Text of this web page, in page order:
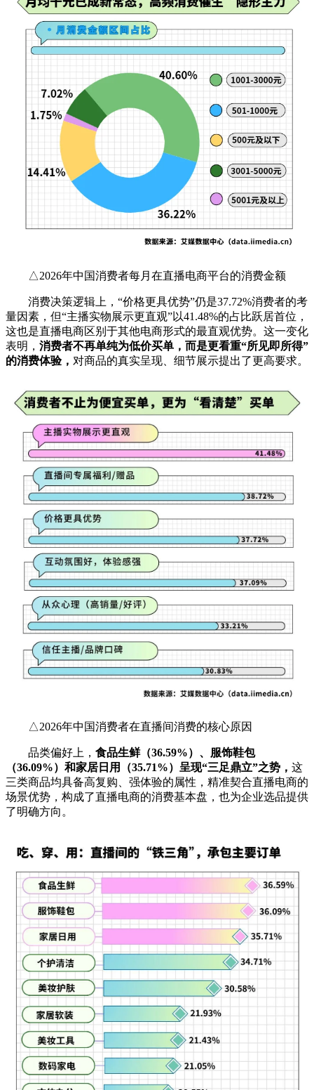
△2026年中国消费者每月在直播电商平台的消费金额
消费决策逻辑上，“价格更具优势”仍是37.72%消费者的考
量因素，但“主播实物展示更直观”以41.48%的占比跃居首位，
这也是直播电商区别于其他电商形式的最直观优势。这一变化
表明， 消费者不再单纯为低价买单，而是更看重“所见即所得”
的消费体验， 对商品的真实呈现、细节展示提出了更高要求。
△2026年中国消费者在直播间消费的核心原因
品类偏好上， 食品生鲜（36.59%）、服饰鞋包
（36.09%）和家居日用（35.71%）呈现“三足鼎立”之势， 这
三类商品均具备高复购、强体验的属性，精准契合直播电商的
场景优势，构成了直播电商的消费基本盘，也为企业选品提供
了明确方向。